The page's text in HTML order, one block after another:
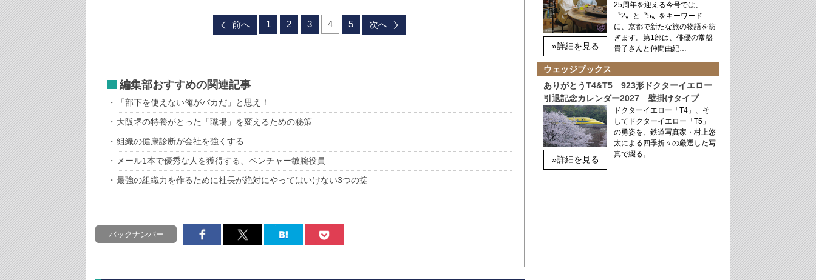
前へ 1 2 3 4 5 次へ
編集部おすすめの関連記事
「部下を使えない俺がバカだ」と思え！
大阪堺の特養がとった「職場」を変えるための秘策
組織の健康診断が会社を強くする
メール1本で優秀な人を獲得する、ベンチャー敏腕役員
最強の組織力を作るために社長が絶対にやってはいけない3つの掟
バックナンバー
»詳細を見る
25周年を迎える今号では、
〝2〟と〝5〟をキーワード
に、京都で新たな旅の物語を紡
ぎます。第1部は、俳優の常盤
貴子さんと仲間由紀…
ウェッジブックス
ありがとうT4&T5 923形ドクターイエロー
引退記念カレンダー2027 壁掛けタイプ
»詳細を見る
ドクターイエロー「T4」、そ
してドクターイエロー「T5」
の勇姿を、鉄道写真家・村上悠
太による四季折々の厳選した写
真で綴る。